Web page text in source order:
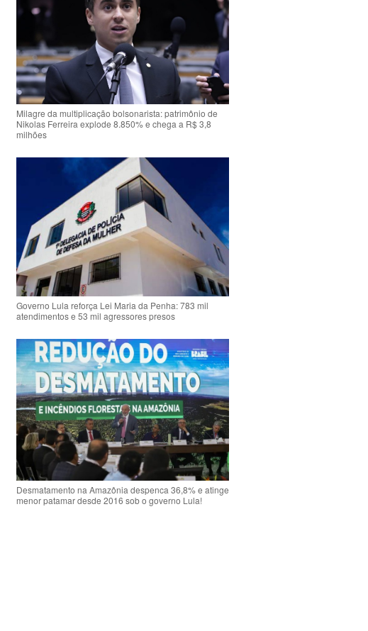
Milagre da multiplicação bolsonarista: patrimônio de
Nikolas Ferreira explode 8.850% e chega a R$ 3,8
milhões
Governo Lula reforça Lei Maria da Penha: 783 mil
atendimentos e 53 mil agressores presos
Desmatamento na Amazônia despenca 36,8% e atinge
menor patamar desde 2016 sob o governo Lula!